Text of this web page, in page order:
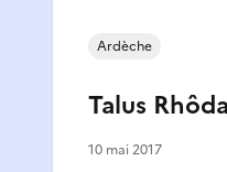
Talus
Ardèche
10 mai 2017